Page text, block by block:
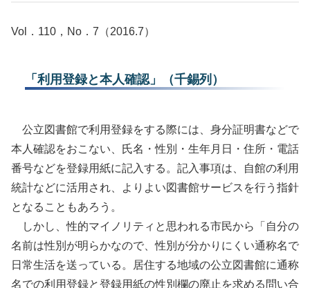
Vol．110，No．7（2016.7）
「利用登録と本人確認」（千錫列）
公立図書館で利用登録をする際には、身分証明書などで
本人確認をおこない、氏名・性別・生年月日・住所・電話
番号などを登録用紙に記入する。記入事項は、自館の利用
統計などに活用され、よりよい図書館サービスを行う指針
となることもあろう。
しかし、性的マイノリティと思われる市民から「自分の
名前は性別が明らかなので、性別が分かりにくい通称名で
日常生活を送っている。居住する地域の公立図書館に通称
名での利用登録と登録用紙の性別欄の廃止を求める問い合